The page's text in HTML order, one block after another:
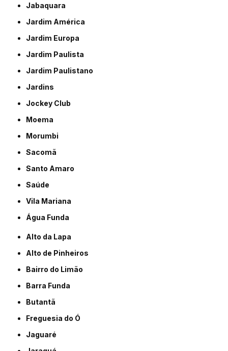
Jabaquara
Jardim América
Jardim Europa
Jardim Paulista
Jardim Paulistano
Jardins
Jockey Club
Moema
Morumbi
Sacomã
Santo Amaro
Saúde
Vila Mariana
Água Funda
Alto da Lapa
Alto de Pinheiros
Bairro do Limão
Barra Funda
Butantã
Freguesia do Ó
Jaguaré